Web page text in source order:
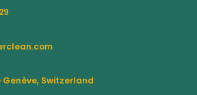
Genève, Switzerland